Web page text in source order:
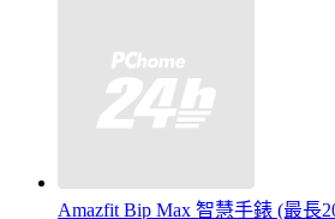
Amazfit Bip Max 智慧手錶 (最長